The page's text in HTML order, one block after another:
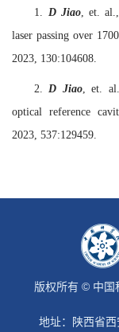
1. D Jiao, et.
laser passing over
2023, 130:104608.
2. D Jiao, et.
optical reference
2023, 537:129459.
版权所有 © 中国
地址：陕西省